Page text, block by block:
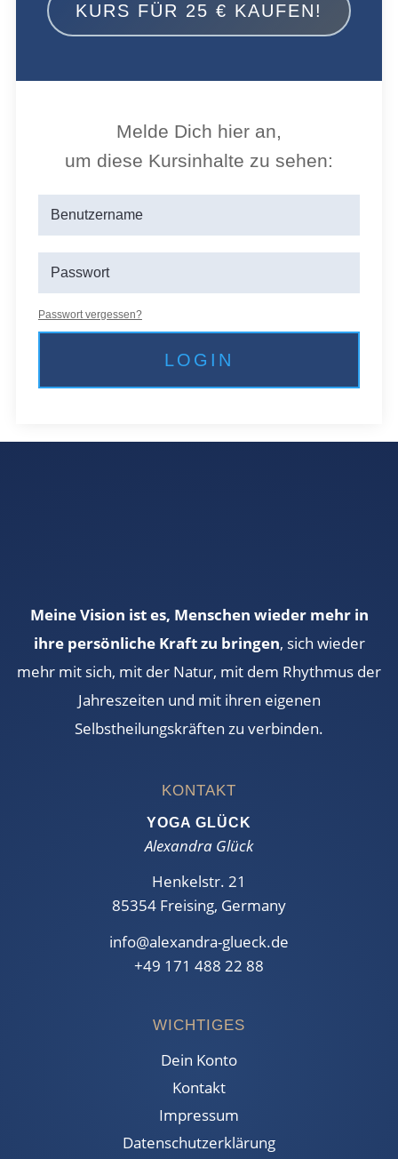
KURS FÜR 25 € KAUFEN!
Melde Dich hier an,
um diese Kursin­halte zu sehen:
Pass­wort vergessen?
LOGIN
Meine Vision ist es, Menschen wieder mehr in
ihre persönliche Kraft zu bringen, sich wieder
mehr mit sich, mit der Natur, mit dem Rhythmus der
Jahreszeiten und mit ihren eigenen
Selbstheilungskräften zu verbinden.
KONTAKT
YOGA GLÜCK
Alexandra Glück
Henkelstr. 21
85354 Freising, Germany
info@alexandra-glueck.de
+49 171 488 22 88
WICHTIGES
Dein Konto
Kontakt
Impressum
Datenschutzerklärung